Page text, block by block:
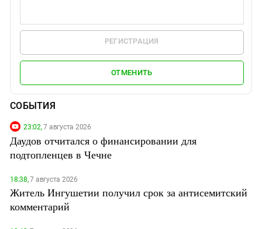
РЕГИСТРАЦИЯ
ОТМЕНИТЬ
СОБЫТИЯ
23:02,7 августа 2026
Даудов отчитался о финансировании для
подтопленцев в Чечне
18:38,7 августа 2026
Житель Ингушетии получил срок за антисемитский
комментарий